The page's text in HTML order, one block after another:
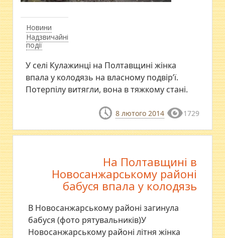
Новини
Надзвичайні
події
У селі Кулажинці на Полтавщині жінка
впала у колодязь на власному подвір’ї.
Потерпілу витягли, вона в тяжкому стані.
8 лютого 2014 1729
На Полтавщині в
Новосанжарському районі
бабуся впала у колодязь
В Новосанжарському районі загинула
бабуся (фото рятувальників)У
Новосанжарському районі літня жінка